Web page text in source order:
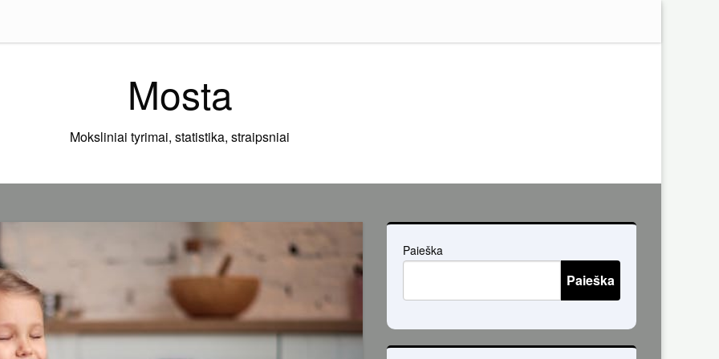
Mosta
Moksliniai tyrimai, statistika, straipsniai
Paieška
Paieška